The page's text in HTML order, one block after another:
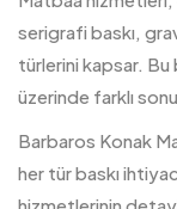
serigrafi baskı,
türlerini kapsar. Bu
üzerinde farklı
Barbaros Konak
her tür baskı